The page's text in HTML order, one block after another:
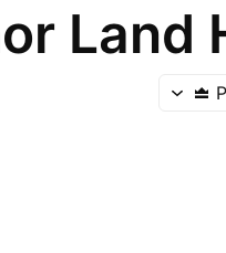
Land